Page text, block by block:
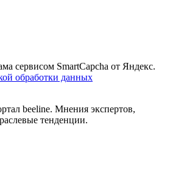
сервисом SmartCapcha от Яндекс.
обработки данных
beeline. Мнения экспертов,
тенденции.